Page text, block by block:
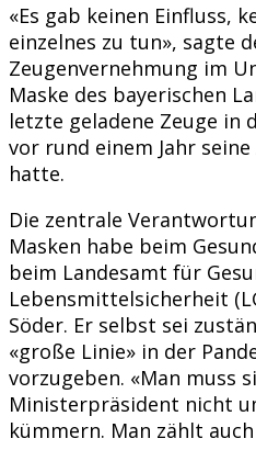
«Es gab keinen Einfluss,
einzelnes zu tun», sagte
Zeugenvernehmung im
Maske des bayerischen
letzte geladene Zeuge in
vor rund einem Jahr
hatte.
Die zentrale
Masken habe beim
beim Landesamt für
Lebensmittelsicherheit
Söder. Er selbst sei
«große Linie» in der
vorzugeben. «Man muss
Ministerpräsident nicht
kümmern. Man zählt